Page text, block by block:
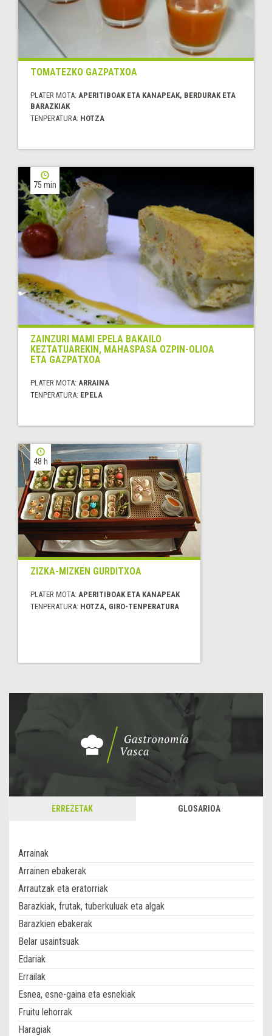
TOMATEZKO GAZPATXOA
PLATER MOTA: APERITIBOAK ETA KANAPEAK, BERDURAK ETA
BARAZKIAK
TENPERATURA: HOTZA
75 min
ZAINZURI MAMI EPELA BAKAILO
KEZTATUAREKIN, MAHASPASA OZPIN-OLIOA
ETA GAZPATXOA
PLATER MOTA: ARRAINA
TENPERATURA: EPELA
48 h
ZIZKA-MIZKEN GURDITXOA
PLATER MOTA: APERITIBOAK ETA KANAPEAK
TENPERATURA: HOTZA, GIRO-TENPERATURA
ERREZETAK GLOSARIOA
Arrainak
Arrainen ebakerak
Arrautzak eta eratorriak
Barazkiak, frutak, tuberkuluak eta algak
Barazkien ebakerak
Belar usaintsuak
Edariak
Errailak
Esnea, esne-gaina eta esnekiak
Fruitu lehorrak
Haragiak